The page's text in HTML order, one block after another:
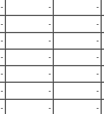
- -
-
- -
-
- -
-
- -
-
- -
-
- -
-
- -
-